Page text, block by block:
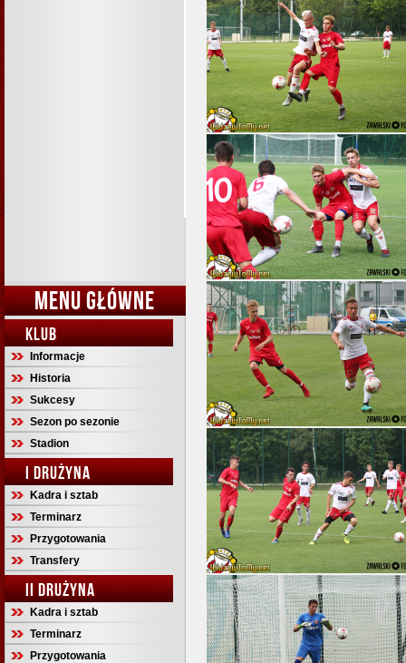
MENU GŁÓWNE
KLUB
Informacje
Historia
Sukcesy
Sezon po sezonie
Stadion
I DRUŻYNA
Kadra i sztab
Terminarz
Przygotowania
Transfery
II DRUŻYNA
Kadra i sztab
Terminarz
Przygotowania